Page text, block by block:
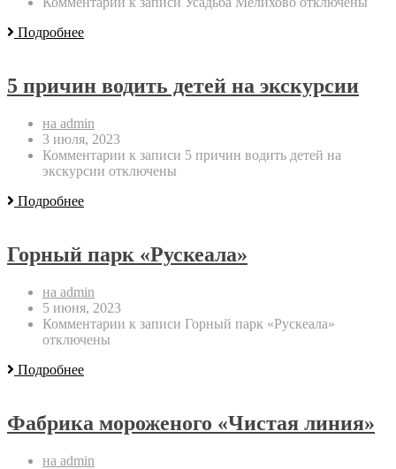
Подробнее
5 причин водить детей на экскурсии
на admin
3 июля, 2023
Комментарии к записи 5 причин водить детей на
экскурсии отключены
Подробнее
Горный парк «Рускеала»
на admin
5 июня, 2023
Комментарии к записи Горный парк «Рускеала»
отключены
Подробнее
Фабрика мороженого «Чистая линия»
на admin